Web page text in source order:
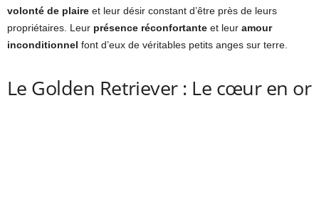
volonté de plaire et leur désir constant d’être près de leurs
propriétaires. Leur présence réconfortante et leur amour
inconditionnel font d’eux de véritables petits anges sur terre.
Le Golden Retriever : Le cœur en or